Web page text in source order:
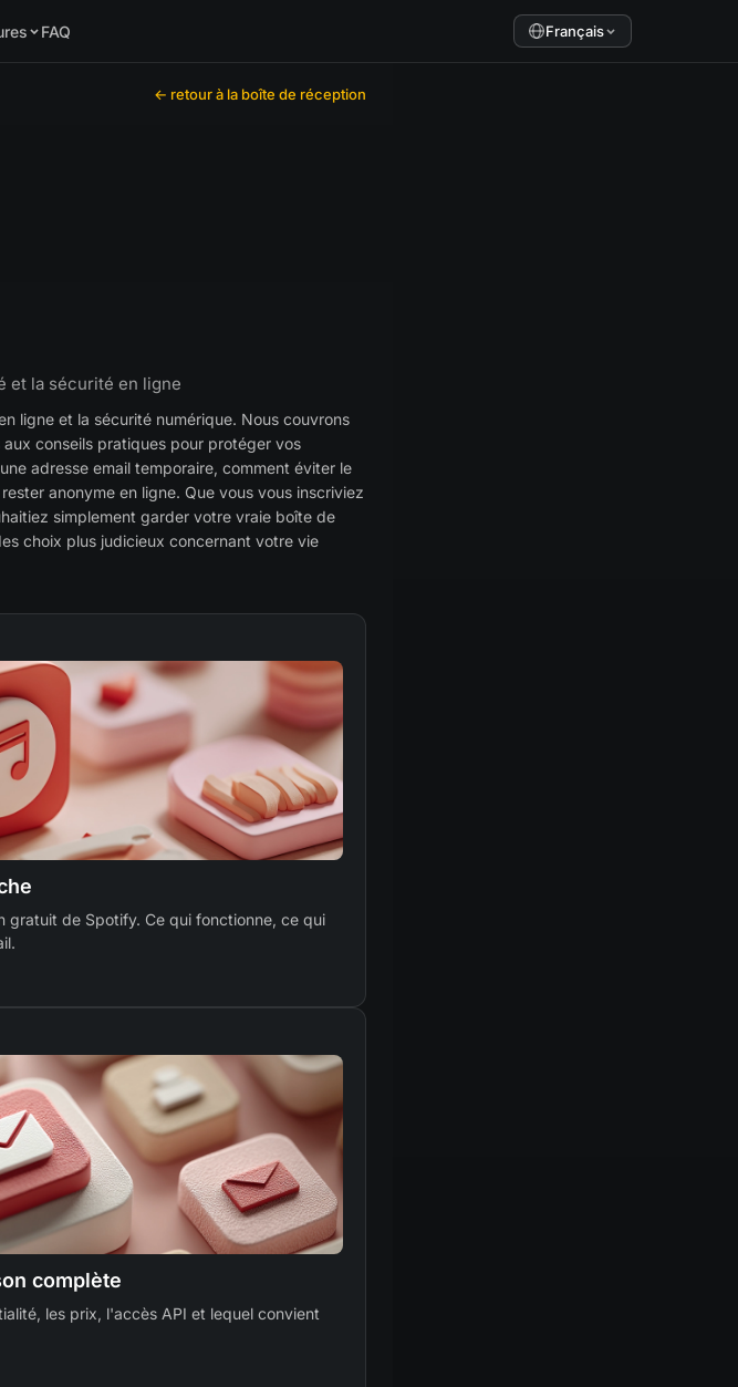
FAQ Français
← retour à la boîte de réception
et la sécurité en ligne
ligne et la sécurité numérique. Nous couvrons
conseils pratiques pour protéger vos
adresse email temporaire, comment éviter le
anonyme en ligne. Que vous vous inscriviez
simplement garder votre vraie boîte de
choix plus judicieux concernant votre vie
gratuit de Spotify. Ce qui fonctionne, ce qui
complète
les prix, l'accès API et lequel convient